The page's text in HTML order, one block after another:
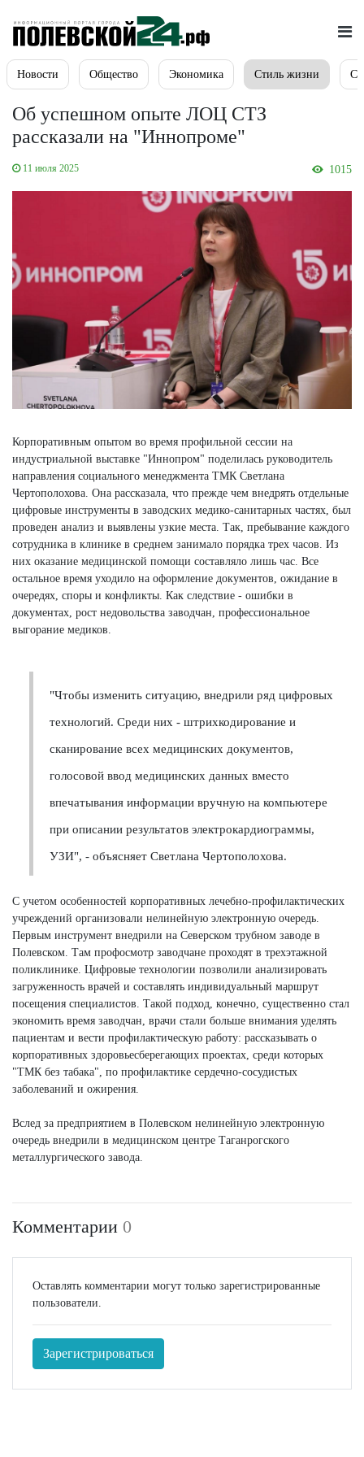
Новости Общество Экономика Стиль жизни
Об успешном опыте ЛОЦ СТЗ
рассказали на "Иннопроме"
11 июля 2025 1015
Корпоративным опытом во время профильной сессии на
индустриальной выставке "Иннопром" поделилась руководитель
направления социального менеджмента ТМК Светлана
Чертополохова. Она рассказала, что прежде чем внедрять отдельные
цифровые инструменты в заводских медико-санитарных частях, был
проведен анализ и выявлены узкие места. Так, пребывание каждого
сотрудника в клинике в среднем занимало порядка трех часов. Из
них оказание медицинской помощи составляло лишь час. Все
остальное время уходило на оформление документов, ожидание в
очередях, споры и конфликты. Как следствие - ошибки в
документах, рост недовольства заводчан, профессиональное
выгорание медиков.
"Чтобы изменить ситуацию, внедрили ряд цифровых
технологий. Среди них - штрихкодирование и
сканирование всех медицинских документов,
голосовой ввод медицинских данных вместо
впечатывания информации вручную на компьютере
при описании результатов электрокардиограммы,
УЗИ", - объясняет Светлана Чертополохова.
С учетом особенностей корпоративных лечебно-профилактических
учреждений организовали нелинейную электронную очередь.
Первым инструмент внедрили на Северском трубном заводе в
Полевском. Там профосмотр заводчане проходят в трехэтажной
поликлинике. Цифровые технологии позволили анализировать
загруженность врачей и составлять индивидуальный маршрут
посещения специалистов. Такой подход, конечно, существенно стал
экономить время заводчан, врачи стали больше внимания уделять
пациентам и вести профилактическую работу: рассказывать о
корпоративных здоровьесберегающих проектах, среди которых
"ТМК без табака", по профилактике сердечно-сосудистых
заболеваний и ожирения.
Вслед за предприятием в Полевском нелинейную электронную
очередь внедрили в медицинском центре Таганрогского
металлургического завода.
Комментарии 0
Оставлять комментарии могут только зарегистрированные
пользователи.
Зарегистрироваться